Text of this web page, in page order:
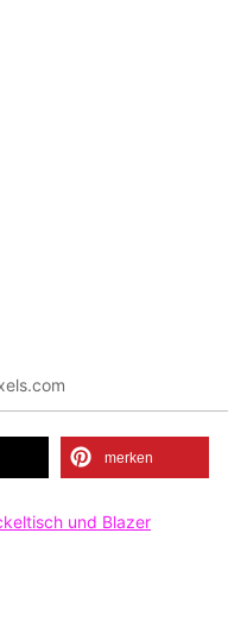
merken
und Blazer